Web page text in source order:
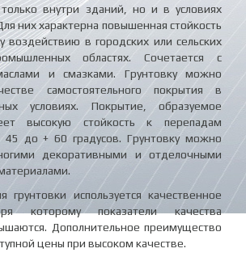
только внутри зданий, но и в условиях
них характерна повышенная стойкость
воздействию в городских или сельских
областях. Сочетается с
и смазками. Грунтовку можно
самостоятельного покрытия в
условиях. Покрытие, образуемое
высокую стойкость к перепадам
45 до + 60 градусов. Грунтовку можно
декоративными и отделочными
грунтовки используется качественное
которому показатели качества
Дополнительное преимущество
цены при высоком качестве.